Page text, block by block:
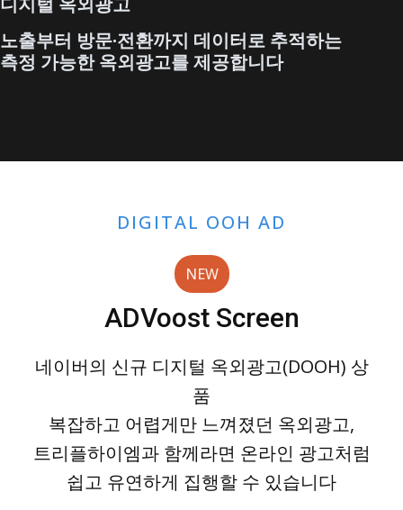
노출부터 방문·전환까지 데이터로 추적하는
측정 가능한 옥외광고를 제공합니다
DIGITAL OOH AD
NEW
ADVoost Screen
네이버의 신규 디지털 옥외광고(DOOH) 상
품
복잡하고 어렵게만 느껴졌던 옥외광고,
트리플하이엠과 함께라면 온라인 광고처럼
쉽고 유연하게 집행할 수 있습니다